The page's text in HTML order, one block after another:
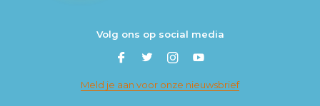
Volg ons op social media
Meld je aan voor onze nieuwsbrief